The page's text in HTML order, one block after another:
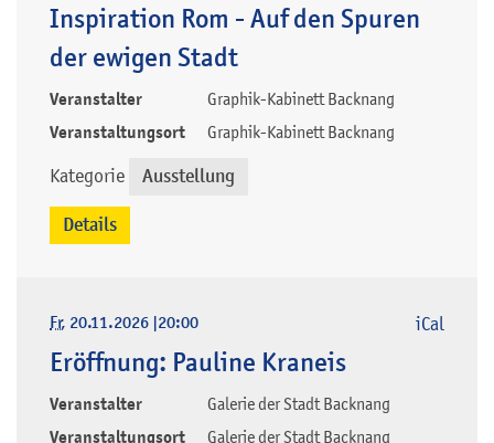
Inspiration Rom - Auf den Spuren
der ewigen Stadt
Veranstalter Graphik-Kabinett Backnang
Veranstaltungsort Graphik-Kabinett Backnang
Kategorie Ausstellung
Details
Fr, 20.11.2026 |20:00
Eröffnung: Pauline Kraneis
Veranstalter Galerie der Stadt Backnang
Veranstaltungsort Galerie der Stadt Backnang
iCal